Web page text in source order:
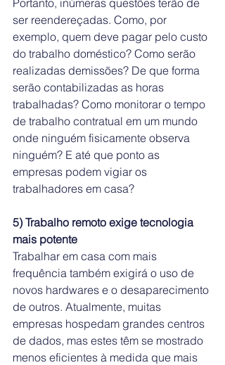
ser reendereçadas. Como, por
exemplo, quem deve pagar pelo custo
do trabalho doméstico? Como serão
realizadas demissões? De que forma
serão contabilizadas as horas
trabalhadas? Como monitorar o tempo
de trabalho contratual em um mundo
onde ninguém fisicamente observa
ninguém? E até que ponto as
empresas podem vigiar os
trabalhadores em casa?
5) Trabalho remoto exige tecnologia
mais potente
Trabalhar em casa com mais
frequência também exigirá o uso de
novos hardwares e o desaparecimento
de outros. Atualmente, muitas
empresas hospedam grandes centros
de dados, mas estes têm se mostrado
menos eficientes à medida que mais